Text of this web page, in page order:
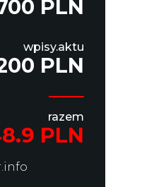
PLN
wpisy.aktu
PLN
razem
PLN